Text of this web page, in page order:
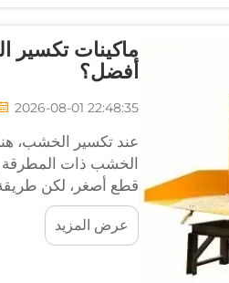
ماكينات تكسير
أفضل؟
2026-08-01 22:48:35
عند تكسير الخشب،
الخشب ذات المطرقة
قطع أصغر، لكن
عرض المزيد